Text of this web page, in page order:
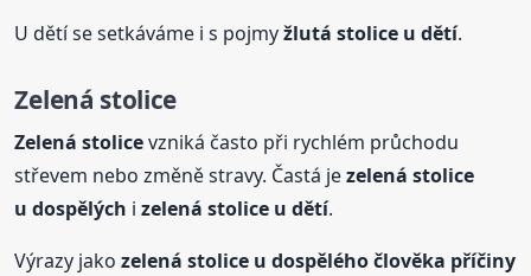
U dětí se setkáváme i s pojmyžlutá stolice u dětí.
Zelená stolice
Zelenástolicevzniká často při rychlém průchodu
střevem nebo změně stravy. Častá jezelenástolice
u dospělých izelenástolice u dětí.
Výrazy jakozelenástolice u dospělého člověka příčiny